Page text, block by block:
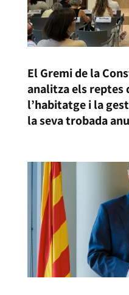
El Gremi de la
analitza els reptes
l’habitatge i la
la seva trobada